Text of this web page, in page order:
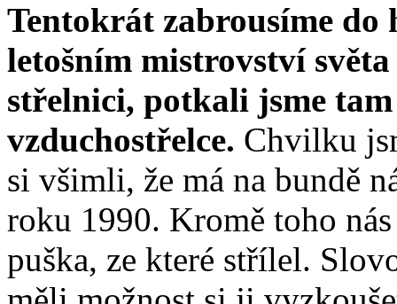
Tentokrát zabrousíme do
letošním mistrovství
střelnici, potkali jsme
vzduchostřelce. Chvilku
si všimli, že má na bundě
roku 1990. Kromě toho
puška, ze které střílel.